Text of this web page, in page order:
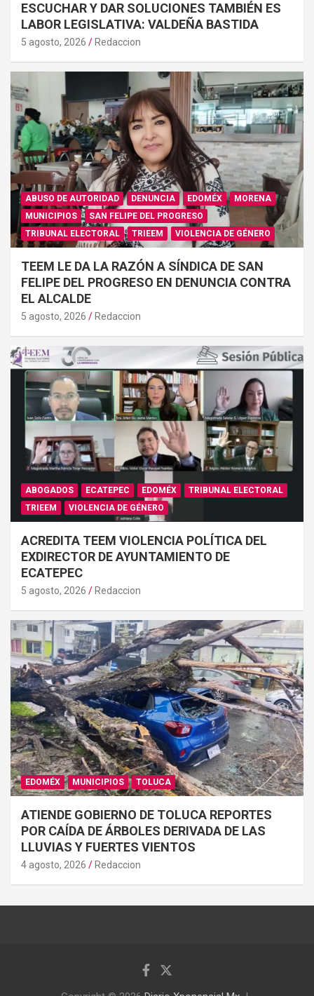
ESCUCHAR Y DAR SOLUCIONES TAMBIÉN ES
LABOR LEGISLATIVA: VALDEÑA BASTIDA
5 agosto, 2026 Redaccion
ABUSO DE AUTORIDAD DENUNCIA EDOMÉX
MORENA
MUNICIPIOS
SAN FELIPE DEL PROGRESO
TRIBUNAL ELECTORAL
TRIEEM VIOLENCIA DE GÉNERO
TEEM LE DA LA RAZÓN A SÍNDICA DE SAN
FELIPE DEL PROGRESO EN DENUNCIA CONTRA
EL ALCALDE
5 agosto, 2026 Redaccion
ABOGADOS ECATEPEC EDOMÉX
TRIBUNAL ELECTORAL
TRIEEM
VIOLENCIA DE GÉNERO
ACREDITA TEEM VIOLENCIA POLÍTICA DEL
EXDIRECTOR DE AYUNTAMIENTO DE
ECATEPEC
5 agosto, 2026 Redaccion
EDOMÉX MUNICIPIOS TOLUCA
ATIENDE GOBIERNO DE TOLUCA REPORTES
POR CAÍDA DE ÁRBOLES DERIVADA DE LAS
LLUVIAS Y FUERTES VIENTOS
4 agosto, 2026 Redaccion